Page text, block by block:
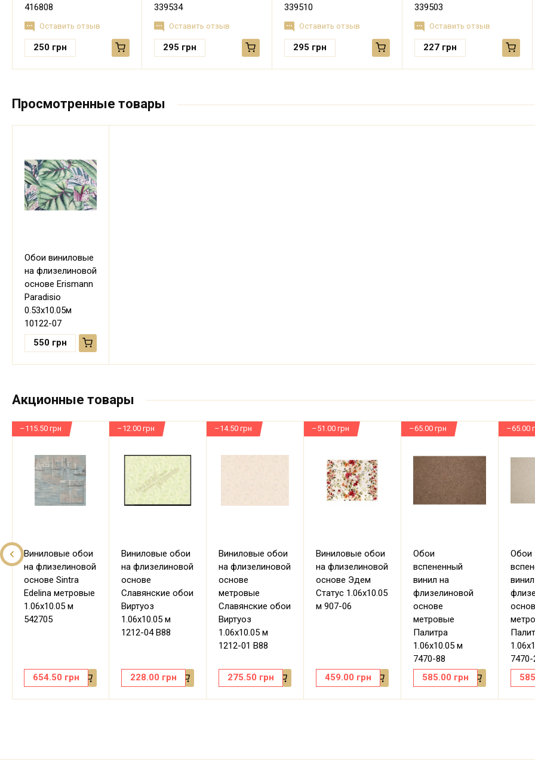
416808
Оставить отзыв
250 грн
339534
Оставить отзыв
295 грн
339510
Оставить отзыв
295 грн
339503
Оставить отзыв
227 грн
Просмотренные товары
Обои виниловые
на флизелиновой
основе Erismann
Paradisio
0.53х10.05м
10122-07
550 грн
Акционные товары
Виниловые обои
на флизелиновой
основе Sintra
Edelina метровые
1.06х10.05 м
542705
654.50 грн
–115.50 грн
Виниловые обои
на флизелиновой
основе
Славянские обои
Виртуоз
1.06х10.05 м
1212-04 В88
228.00 грн
–12.00 грн
Виниловые обои
на флизелиновой
основе
метровые
Славянские обои
Виртуоз
1.06х10.05 м
1212-01 В88
275.50 грн
–14.50 грн
Виниловые обои
на флизелиновой
основе Эдем
Статус 1.06х10.05
м 907-06
459.00 грн
–51.00 грн
Обои
вспененный
винил на
флизелиновой
основе
метровые
Палитра
1.06х10.05 м
7470-88
585.00 грн
–65.00 грн
Обои
7470-
–65.00